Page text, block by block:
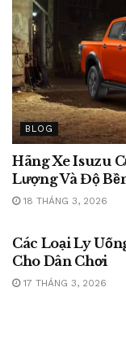
BLOG
Hãng Xe Isuzu
Lượng Và Độ
18 THÁNG 3, 2026
Các Loại Ly
Cho Dân Chơi
17 THÁNG 3, 2026